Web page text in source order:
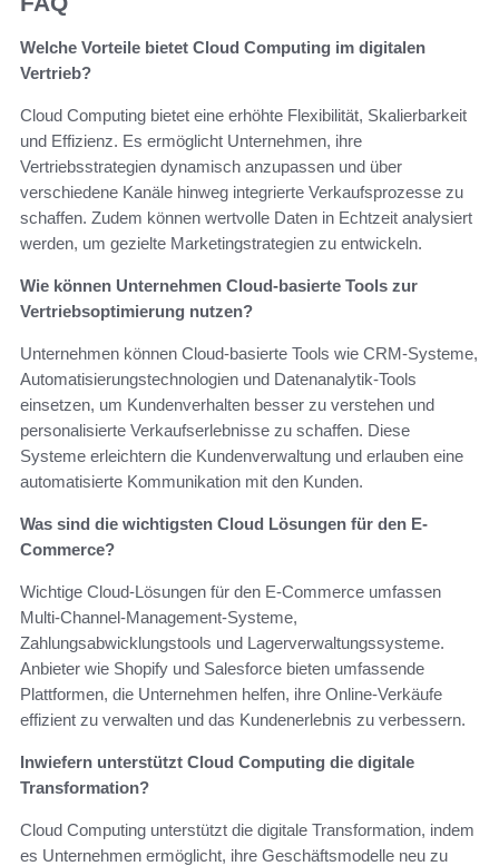
Welche Vorteile bietet Cloud Computing im digitalen
Vertrieb?
Cloud Computing bietet eine erhöhte Flexibilität, Skalierbarkeit
und Effizienz. Es ermöglicht Unternehmen, ihre
Vertriebsstrategien dynamisch anzupassen und über
verschiedene Kanäle hinweg integrierte Verkaufsprozesse zu
schaffen. Zudem können wertvolle Daten in Echtzeit analysiert
werden, um gezielte Marketingstrategien zu entwickeln.
Wie können Unternehmen Cloud-basierte Tools zur
Vertriebsoptimierung nutzen?
Unternehmen können Cloud-basierte Tools wie CRM-Systeme,
Automatisierungstechnologien und Datenanalytik-Tools
einsetzen, um Kundenverhalten besser zu verstehen und
personalisierte Verkaufserlebnisse zu schaffen. Diese
Systeme erleichtern die Kundenverwaltung und erlauben eine
automatisierte Kommunikation mit den Kunden.
Was sind die wichtigsten Cloud Lösungen für den E-
Commerce?
Wichtige Cloud-Lösungen für den E-Commerce umfassen
Multi-Channel-Management-Systeme,
Zahlungsabwicklungstools und Lagerverwaltungssysteme.
Anbieter wie Shopify und Salesforce bieten umfassende
Plattformen, die Unternehmen helfen, ihre Online-Verkäufe
effizient zu verwalten und das Kundenerlebnis zu verbessern.
Inwiefern unterstützt Cloud Computing die digitale
Transformation?
Cloud Computing unterstützt die digitale Transformation, indem
es Unternehmen ermöglicht, ihre Geschäftsmodelle neu zu